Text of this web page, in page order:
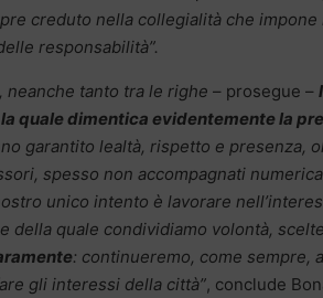
creduto nella collegialità che
responsabilità”.
neanche tanto tra le righe – prosegue –
quale dimentica evidentemente la
garantito lealtà, rispetto e presenza,
spesso non accompagnati
unico intento è lavorare
e della quale condividiamo volontà,
: continueremo, come sempre,
gli interessi della città”, conclude